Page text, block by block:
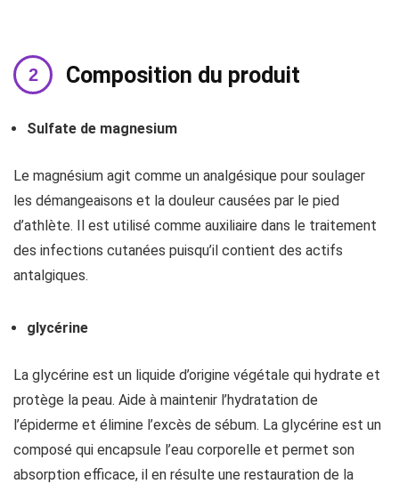
Composition du produit
Sulfate de magnesium
Le magnésium agit comme un analgésique pour soulager
les démangeaisons et la douleur causées par le pied
d’athlète. Il est utilisé comme auxiliaire dans le traitement
des infections cutanées puisqu’il contient des actifs
antalgiques.
glycérine
La glycérine est un liquide d’origine végétale qui hydrate et
protège la peau. Aide à maintenir l’hydratation de
l’épiderme et élimine l’excès de sébum. La glycérine est un
composé qui encapsule l’eau corporelle et permet son
absorption efficace, il en résulte une restauration de la